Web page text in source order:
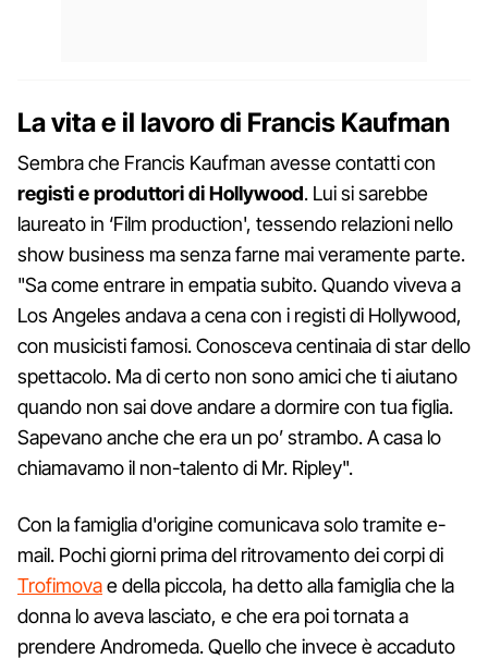
La vita e il lavoro di Francis Kaufman
Sembra che Francis Kaufman avesse contatti con
registi e produttori di Hollywood. Lui si sarebbe
laureato in ‘Film production', tessendo relazioni nello
show business ma senza farne mai veramente parte.
"Sa come entrare in empatia subito. Quando viveva a
Los Angeles andava a cena con i registi di Hollywood,
con musicisti famosi. Conosceva centinaia di star dello
spettacolo. Ma di certo non sono amici che ti aiutano
quando non sai dove andare a dormire con tua figlia.
Sapevano anche che era un po’ strambo. A casa lo
chiamavamo il non-talento di Mr. Ripley".
Con la famiglia d'origine comunicava solo tramite e-
mail. Pochi giorni prima del ritrovamento dei corpi di
Trofimovae della piccola, ha detto alla famiglia che la
donna lo aveva lasciato, e che era poi tornata a
prendere Andromeda. Quello che invece è accaduto